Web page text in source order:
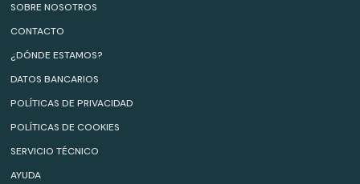
SOBRE NOSOTROS
CONTACTO
¿DÓNDE ESTAMOS?
DATOS BANCARIOS
POLÍTICAS DE PRIVACIDAD
POLÍTICAS DE COOKIES
SERVICIO TÉCNICO
AYUDA